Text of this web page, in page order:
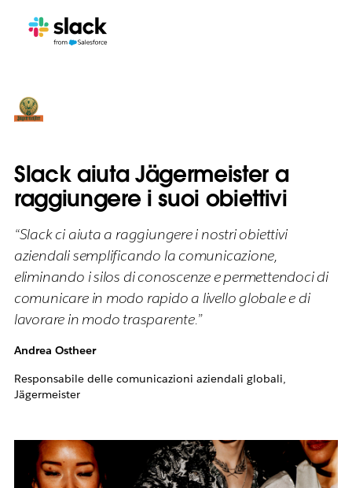
Slack aiuta Jägermeister a
raggiungere i suoi obiettivi
“Slack ci aiuta a raggiungere i nostri obiettivi
aziendali semplificando la comunicazione,
eliminando i silos di conoscenze e permettendoci di
comunicare in modo rapido a livello globale e di
lavorare in modo trasparente.”
Andrea Ostheer
Responsabile delle comunicazioni aziendali globali,
Jägermeister